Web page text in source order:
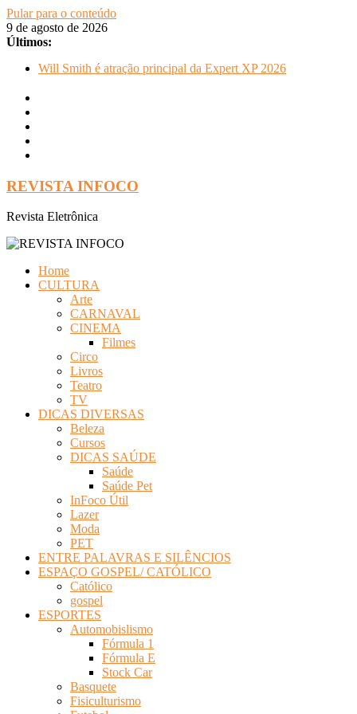
Pular para o conteúdo
9 de agosto de 2026
Últimos:
Will Smith é atração principal da Expert XP 2026
descontração
criativo do artista Vik Muniz
REVISTA INFOCO
Revista Eletrônica
Home
CULTURA
Arte
CARNAVAL
CINEMA
Filmes
Circo
Livros
Teatro
TV
DICAS DIVERSAS
Beleza
Cursos
DICAS SAÚDE
Saúde
Saúde Pet
InFoco Útil
Lazer
Moda
PET
ENTRE PALAVRAS E SILÊNCIOS
ESPAÇO GOSPEL/ CATÓLICO
Católico
gospel
ESPORTES
Automobislismo
Fórmula 1
Fórmula E
Stock Car
Basquete
Fisiculturismo